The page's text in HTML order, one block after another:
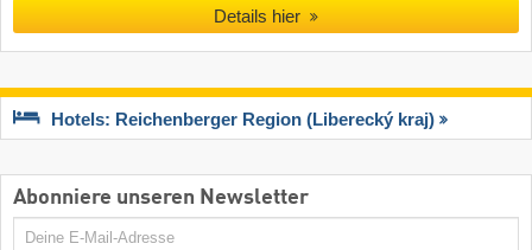
Details hier
Hotels: Reichenberger Region (Liberecký kraj)
Abonniere unseren Newsletter
E-